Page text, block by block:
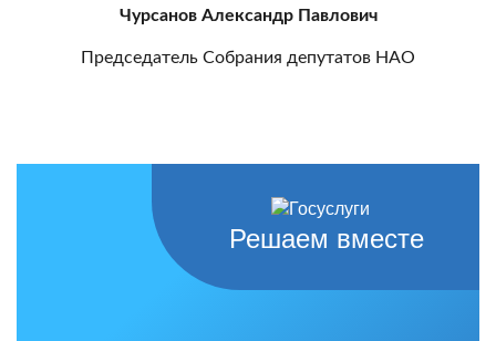
Чурсанов Александр Павлович
Председатель Собрания депутатов НАО
Решаем вместе